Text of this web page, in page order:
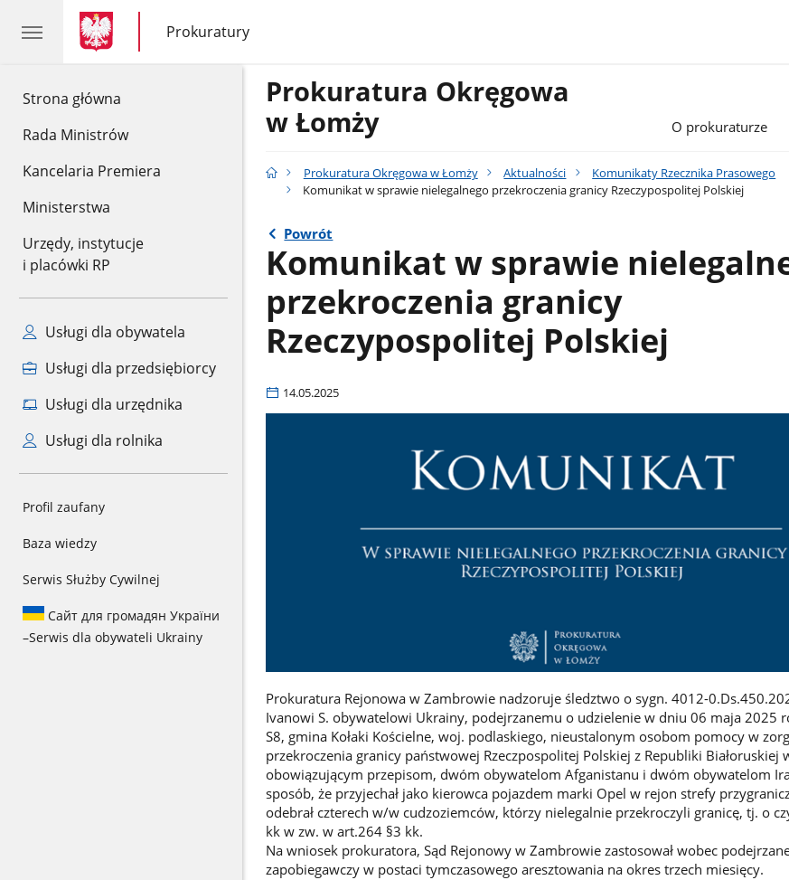
Strona główna
Rada Ministrów
Kancelaria Premiera
Ministerstwa
Urzędy, instytucje
i placówki RP
Usługi dla obywatela
Usługi dla przedsiębiorcy
Usługi dla urzędnika
Usługi dla rolnika
Profil zaufany
Baza wiedzy
Serwis Służby Cywilnej
Сайт для громадян України
–Serwis dla obywateli Ukrainy
gov.pl
gov.pl
Prokuratury
gov.pl
Prokuratury
Prokuratura Okręgowa
w Łomży
O prokuraturze
Prokuratura Okręgowa w Łomży Aktualności
Komunikaty Rzecznika Prasowego
Komunikat w sprawie nielegalnego przekroczenia granicy Rzeczypospolitej Polskiej
Powrót
Komunikat w sprawie
przekroczenia granicy
Rzeczypospolitej Polskiej
14.05.2025
Prokuratura Rejonowa w Zambrowie nadzoruje śledztwo o sygn. 4012-
Ivanowi S. obywatelowi Ukrainy, podejrzanemu o udzielenie w dniu 06 maja 2025
S8, gmina Kołaki Kościelne, woj. podlaskiego, nieustalonym osobom pomocy w
przekroczenia granicy państwowej Rzeczpospolitej Polskiej z Republiki Białoruskiej
obowiązującym przepisom, dwóm obywatelom Afganistanu i dwóm obywatelom
sposób, że przyjechał jako kierowca pojazdem marki Opel w rejon strefy
odebrał czterech w/w cudzoziemców, którzy nielegalnie przekroczyli granicę, tj. o
kk w zw. w art.264 §3 kk.
Na wniosek prokuratora, Sąd Rejonowy w Zambrowie zastosował wobec
zapobiegawczy w postaci tymczasowego aresztowania na okres trzech miesięcy.